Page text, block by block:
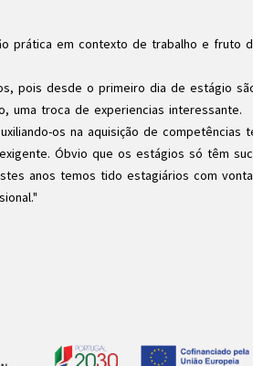
prática em contexto de trabalho e fruto
pois desde o primeiro dia de estágio
uma troca de experiencias interessante.
os na aquisição de competências
Óbvio que os estágios só têm
anos temos tido estagiários com